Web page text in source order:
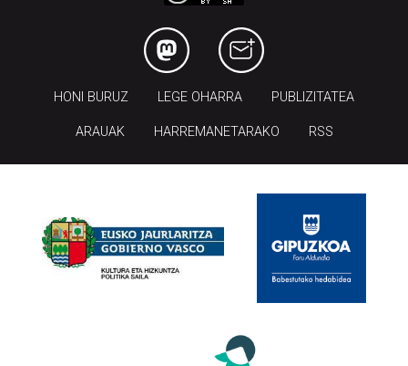
HONI BURUZ LEGE OHARRA PUBLIZITATEA
ARAUAK HARREMANETARAKO RSS